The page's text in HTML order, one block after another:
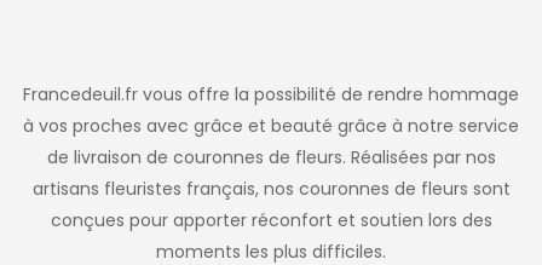
Francedeuil.fr vous offre la possibilité de rendre hommage
à vos proches avec grâce et beauté grâce à notre service
de livraison de couronnes de fleurs. Réalisées par nos
artisans fleuristes français, nos couronnes de fleurs sont
conçues pour apporter réconfort et soutien lors des
moments les plus difficiles.